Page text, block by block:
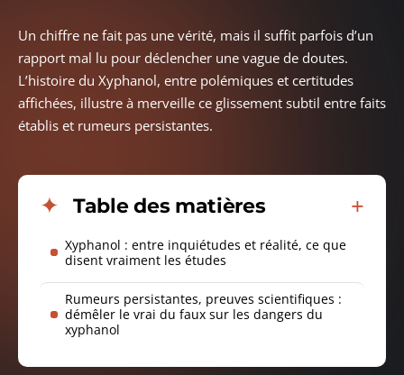
Un chiffre ne fait pas une vérité, mais il suffit parfois d’un
rapport mal lu pour déclencher une vague de doutes.
L’histoire du Xyphanol, entre polémiques et certitudes
affichées, illustre à merveille ce glissement subtil entre faits
établis et rumeurs persistantes.
Table des matières
Xyphanol : entre inquiétudes et réalité, ce que
disent vraiment les études
Rumeurs persistantes, preuves scientifiques :
démêler le vrai du faux sur les dangers du
xyphanol